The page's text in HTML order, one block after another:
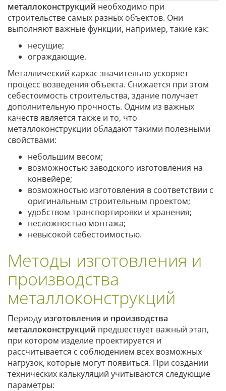
металлоконструкций необходимо при
строительстве самых разных объектов. Они
выполняют важные функции, например, такие как:
несущие;
ограждающие.
Металлический каркас значительно ускоряет
процесс возведения объекта. Снижается при этом
себестоимость строительства, здание получает
дополнительную прочность. Одним из важных
качеств является также и то, что
металлоконструкции обладают такими полезными
свойствами:
небольшим весом;
возможностью заводского изготовления на
конвейере;
возможностью изготовления в соответствии с
оригинальным строительным проектом;
удобством транспортировки и хранения;
несложностью монтажа;
невысокой себестоимостью.
Методы изготовления и
производства
металлоконструкций
Периоду изготовления и производства
металлоконструкций предшествует важный этап,
при котором изделие проектируется и
рассчитывается с соблюдением всех возможных
нагрузок, которые могут появиться. При создании
технических калькуляций учитываются следующие
параметры: